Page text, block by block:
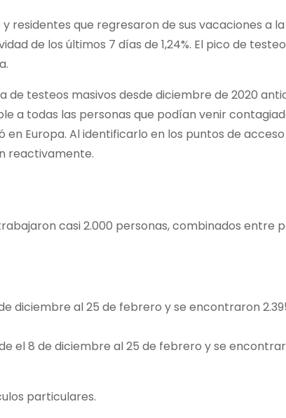
residentes que regresaron de sus vacaciones a la
de los últimos 7 días de 1,24%. El pico de
testeos masivos desde diciembre de 2020
a todas las personas que podían venir
Europa. Al identificarlo en los puntos de
reactivamente.
casi 2.000 personas, combinados entre
diciembre al 25 de febrero y se encontraron
el 8 de diciembre al 25 de febrero y se
particulares.